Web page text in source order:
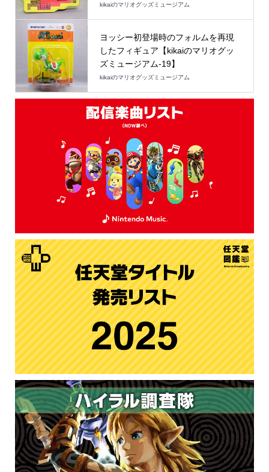
kikaiのマリオグッズミュージアム
ヨッシー初登場時のフォルムを再現
したフィギュア【kikaiのマリオグッ
ズミュージアム-19】
kikaiのマリオグッズミュージアム